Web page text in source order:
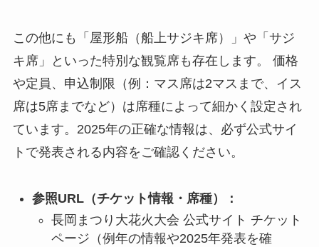
この他にも「屋形船（船上サジキ席）」や「サジ
キ席」といった特別な観覧席も存在します。 価格
や定員、申込制限（例：マス席は2マスまで、イス
席は5席までなど）は席種によって細かく設定され
ています。2025年の正確な情報は、必ず公式サイ
トで発表される内容をご確認ください。
参照URL（チケット情報・席種）：
長岡まつり大花火大会 公式サイト チケット
ページ（例年の情報や2025年発表を確